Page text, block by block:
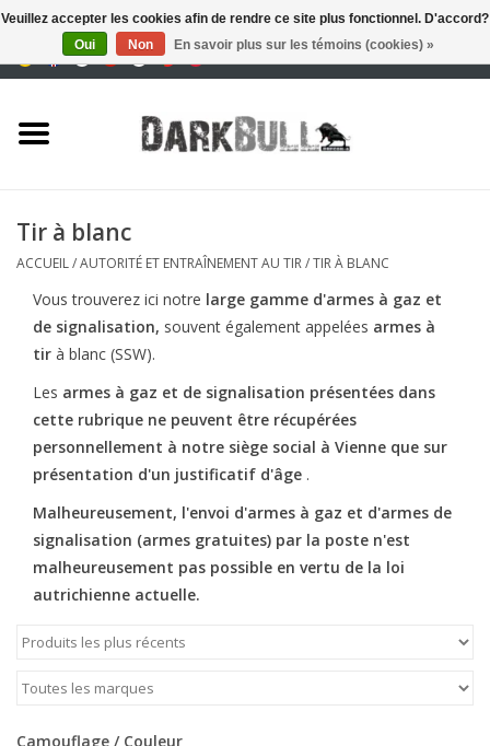
0 Articles - €0,00
tir
équipement tactique
Optique et Lasers
Tir à blanc
ACCUEIL/AUTORITÉ ET ENTRAÎNEMENT AU TIR/TIR À BLANC
Vous trouverez ici notre large gamme d'armes à gaz et
de signalisation, souvent également appelées armes à
tir à blanc (SSW).
Les armes à gaz et de signalisation présentées dans
cette rubrique ne peuvent être récupérées
personnellement à notre siège social à Vienne que sur
présentation d'un justificatif d'âge .
Malheureusement, l'envoi d'armes à gaz et d'armes de
signalisation (armes gratuites) par la poste n'est
malheureusement pas possible en vertu de la loi
autrichienne actuelle.
Camouflage / Couleur
Veuillez accepter les cookies afin de rendre ce site plus fonctionnel. D'accord?
Oui
Non En savoir plus sur les témoins (cookies) »